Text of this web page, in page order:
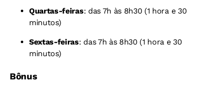
Quartas-feiras: das 7h às 8h30 (1 hora e 30
minutos)
Sextas-feiras: das 7h às 8h30 (1 hora e 30
minutos)
Bônus